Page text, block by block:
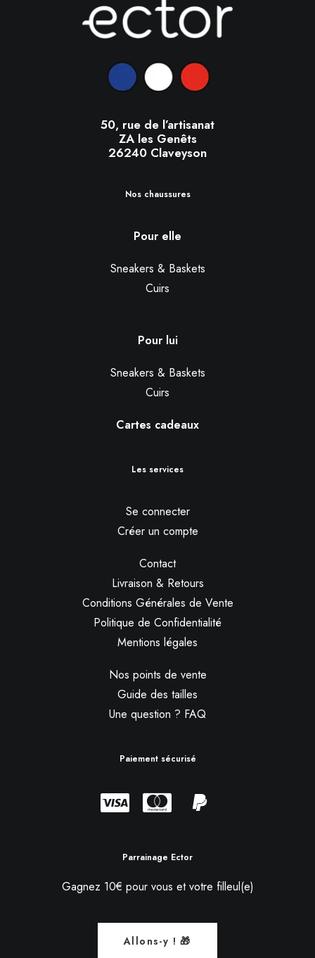
50, rue de l’artisanat
ZA les Genêts
26240 Claveyson
Nos chaussures
Pour elle
Sneakers & Baskets
Cuirs
Pour lui
Sneakers & Baskets
Cuirs
Cartes cadeaux
Les services
Se connecter
Créer un compte
Contact
Livraison & Retours
Conditions Générales de Vente
Politique de Confidentialité
Mentions légales
Nos points de vente
Guide des tailles
Une question ? FAQ
Paiement sécurisé
Parrainage Ector
Gagnez 10€ pour vous et votre filleul(e)
Allons-y ! 🎁